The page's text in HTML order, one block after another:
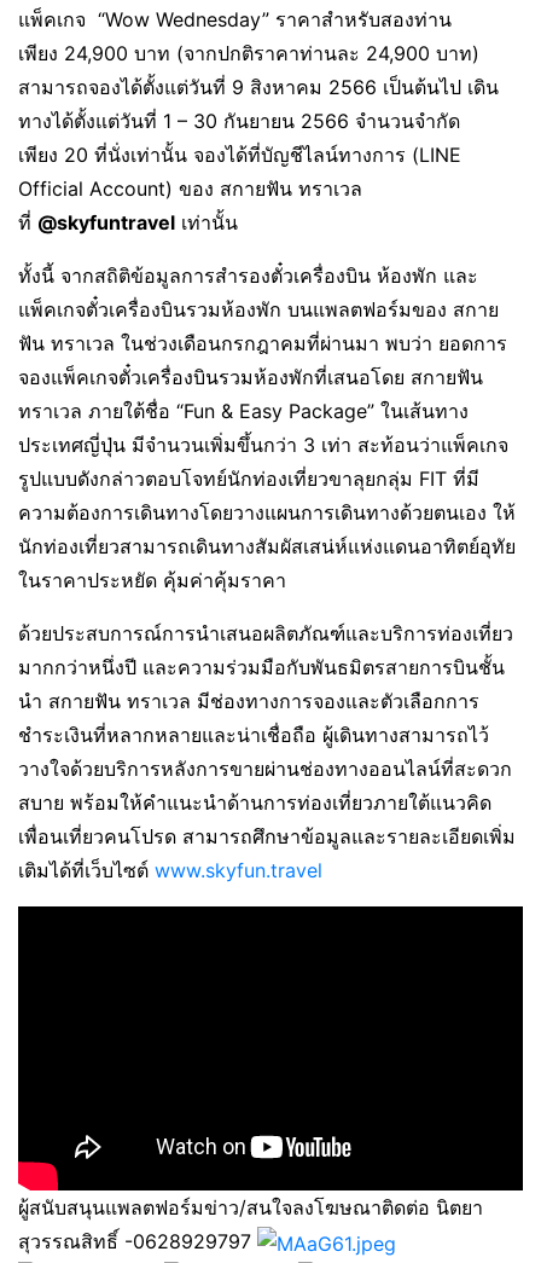
แพ็คเกจ “Wow Wednesday” ราคาสำหรับสองท่าน
เพียง 24,900 บาท (จากปกติราคาท่านละ 24,900 บาท)
สามารถจองได้ตั้งแต่วันที่ 9 สิงหาคม 2566 เป็นต้นไป เดิน
ทางได้ตั้งแต่วันที่ 1 – 30 กันยายน 2566 จำนวนจำกัด
เพียง 20 ที่นั่งเท่านั้น จองได้ที่บัญชีไลน์ทางการ (LINE
Official Account) ของ สกายฟัน ทราเวล
ที่ @skyfuntravel เท่านั้น
ทั้งนี้ จากสถิติข้อมูลการสำรองตั๋วเครื่องบิน ห้องพัก และ
แพ็คเกจตั๋วเครื่องบินรวมห้องพัก บนแพลตฟอร์มของ สกาย
ฟัน ทราเวล ในช่วงเดือนกรกฎาคมที่ผ่านมา พบว่า ยอดการ
จองแพ็คเกจตั๋วเครื่องบินรวมห้องพักที่เสนอโดย สกายฟัน
ทราเวล ภายใต้ชื่อ “Fun & Easy Package” ในเส้นทาง
ประเทศญี่ปุ่น มีจำนวนเพิ่มขึ้นกว่า 3 เท่า สะท้อนว่าแพ็คเกจ
รูปแบบดังกล่าวตอบโจทย์นักท่องเที่ยวขาลุยกลุ่ม FIT ที่มี
ความต้องการเดินทางโดยวางแผนการเดินทางด้วยตนเอง ให้
นักท่องเที่ยวสามารถเดินทางสัมผัสเสน่ห์แห่งแดนอาทิตย์อุทัย
ในราคาประหยัด คุ้มค่าคุ้มราคา
ด้วยประสบการณ์การนำเสนอผลิตภัณฑ์และบริการท่องเที่ยว
มากกว่าหนึ่งปี และความร่วมมือกับพันธมิตรสายการบินชั้น
นำ สกายฟัน ทราเวล มีช่องทางการจองและตัวเลือกการ
ชำระเงินที่หลากหลายและน่าเชื่อถือ ผู้เดินทางสามารถไว้
วางใจด้วยบริการหลังการขายผ่านช่องทางออนไลน์ที่สะดวก
สบาย พร้อมให้คำแนะนำด้านการท่องเที่ยวภายใต้แนวคิด
เพื่อนเที่ยวคนโปรด สามารถศึกษาข้อมูลและรายละเอียดเพิ่ม
เติมได้ที่เว็บไซต์ www.skyfun.travel
ผู้สนับสนุนแพลตฟอร์มข่าว/สนใจลงโฆษณาติดต่อ นิตยา
สุวรรณสิทธิ์ -0628929797